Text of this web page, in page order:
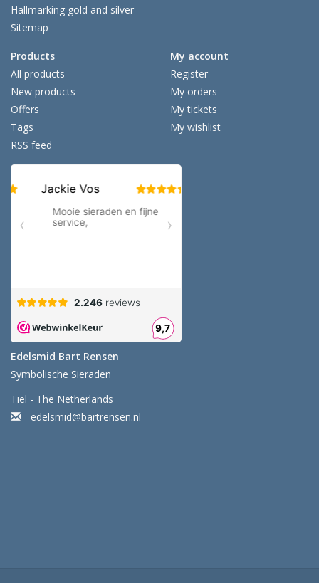
Hallmarking gold and silver
Sitemap
Products
All products
New products
Offers
Tags
RSS feed
My account
Register
My orders
My tickets
My wishlist
Edelsmid Bart Rensen
Symbolische Sieraden
Tiel - The Netherlands
edelsmid@bartrensen.nl